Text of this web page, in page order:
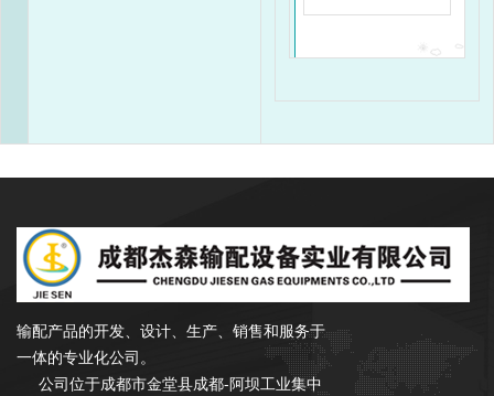
成都杰森成立于2002年9月，注册资本
3500万元，是一家专注于石油、天然气行业
输配产品的开发、设计、生产、销售和服务于
一体的专业化公司。
公司位于成都市金堂县成都-阿坝工业集中